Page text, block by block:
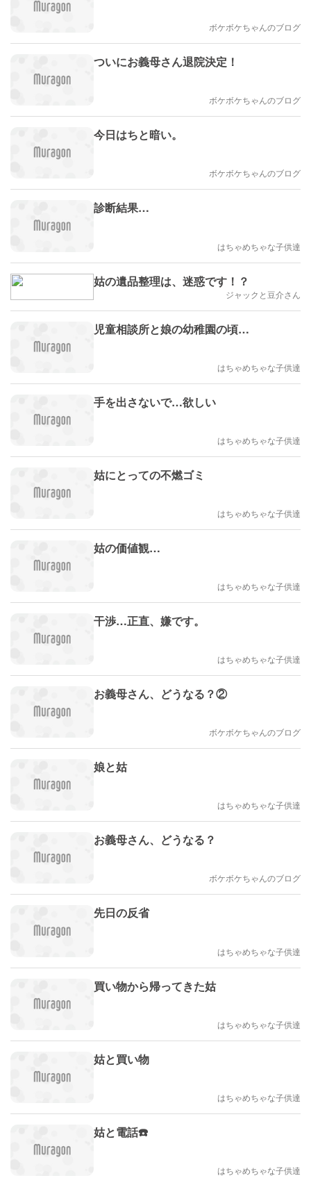
ボケボケちゃんのブログ
ついにお義母さん退院決定！
ボケボケちゃんのブログ
今日はちと暗い。
ボケボケちゃんのブログ
診断結果…
はちゃめちゃな子供達
姑の遺品整理は、迷惑です！？
ジャックと豆介さん
児童相談所と娘の幼稚園の頃…
はちゃめちゃな子供達
手を出さないで…欲しい
はちゃめちゃな子供達
姑にとっての不燃ゴミ
はちゃめちゃな子供達
姑の価値観…
はちゃめちゃな子供達
干渉…正直、嫌です。
はちゃめちゃな子供達
お義母さん、どうなる？②
ボケボケちゃんのブログ
娘と姑
はちゃめちゃな子供達
お義母さん、どうなる？
ボケボケちゃんのブログ
先日の反省
はちゃめちゃな子供達
買い物から帰ってきた姑
はちゃめちゃな子供達
姑と買い物
はちゃめちゃな子供達
姑と電話☎️
はちゃめちゃな子供達